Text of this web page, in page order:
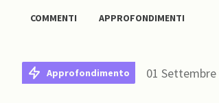
COMMENTI APPROFONDIMENTI
Approfondimento 01 Settembre